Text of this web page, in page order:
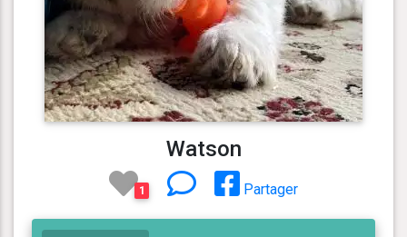
Watson
1 Partager